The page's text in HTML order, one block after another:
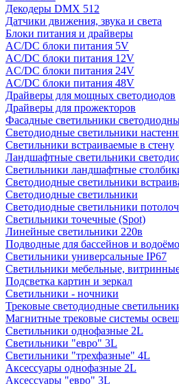
Декодеры DMX 512
Датчики движения, звука и света
Блоки питания и драйверы
AC/DC блоки питания 5V
AC/DC блоки питания 12V
AC/DC блоки питания 24V
AC/DC блоки питания 48V
Драйверы для мощных светодиодов
Драйверы для прожекторов
Фасадные светильники
Светодиодные светильники
Светильники встраиваемые в стену
Ландшафтные светильники
Светильники ландшафтные
Светодиодные светильники
Светодиодные светильники
Светодиодные светильники
Светильники точечные (Spot)
Линейные светильники 220в
Подводные для бассейнов и
Светильники универсальные IP67
Светильники мебельные,
Подсветка картин и зеркал
Светильники - ночники
Трековые светодиодные
Магнитные трековые системы
Светильники однофазные 2L
Светильники "евро" 3L
Светильники "трехфазные" 4L
Аксессуары однофазные 2L
Аксессуары "евро" 3L